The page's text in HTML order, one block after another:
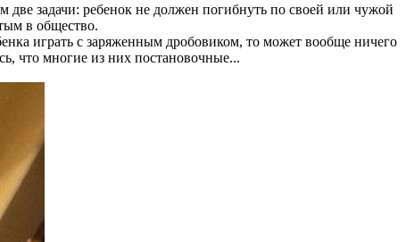
две задачи: ребенок не должен погибнуть по своей или чужой
в общество.
играть с заряженным дробовиком, то может вообще ничего
что многие из них постановочные...